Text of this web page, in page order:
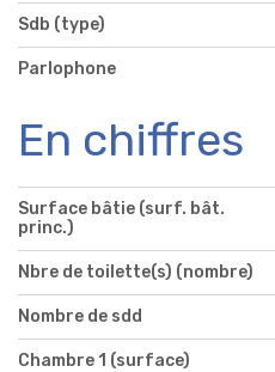
Sdb (type)
Parlophone
En chiffres
Surface bâtie (surf. bât.
princ.)
Nbre de toilette(s) (nombre)
Nombre de sdd
Chambre 1 (surface)